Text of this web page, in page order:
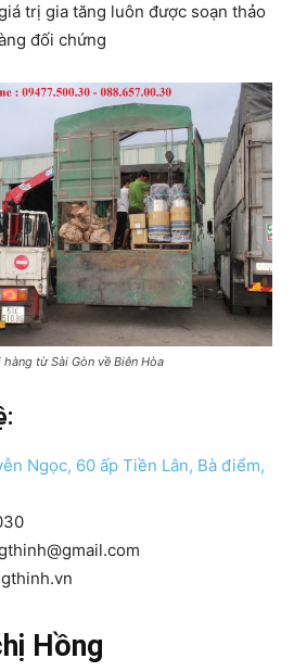
trị gia tăng luôn được soạn thảo
đối chứng
từ Sài Gòn về Biên Hòa
Ngọc, 60 ấp Tiền Lân, Bà điểm,
Hồng